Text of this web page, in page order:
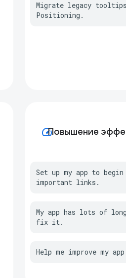
Migrate legacy tooltips
Positioning.
speedПовышение
Set up my app to
important links.
My app has lots of
fix it.
Help me improve my